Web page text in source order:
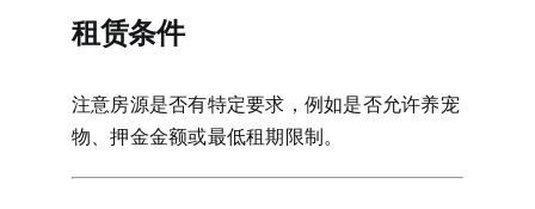
租赁条件
注意房源是否有特定要求，例如是否允许养宠
物、押金金额或最低租期限制。